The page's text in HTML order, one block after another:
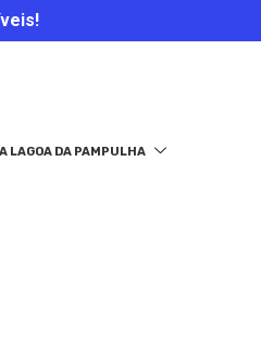
LAGOA DA PAMPULHA